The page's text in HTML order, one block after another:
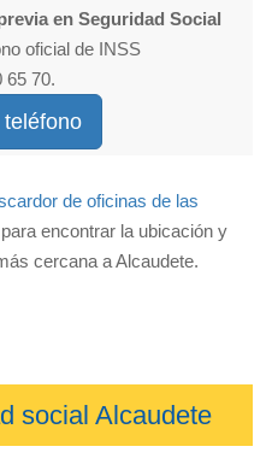
en Seguridad Social
oficial de INSS
65 70.
de oficinas de las
para encontrar la ubicación y
cercana a Alcaudete.
social Alcaudete